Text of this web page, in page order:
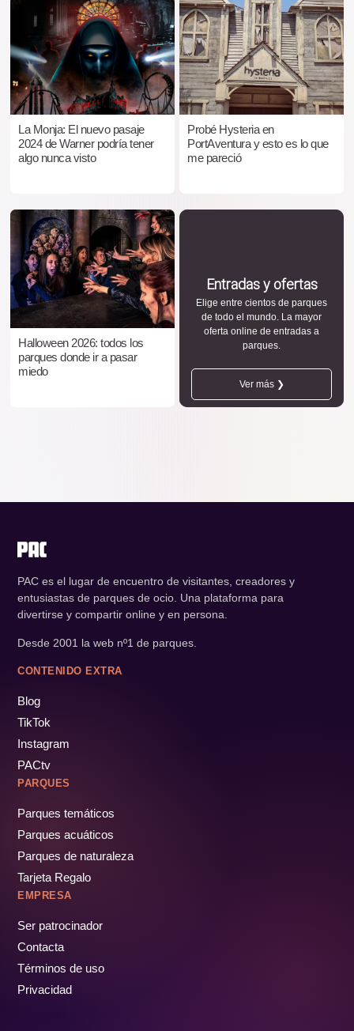
La Monja: El nuevo pasaje
2024 de Warner podría tener
algo nunca visto
Probé Hysteria en
PortAventura y esto es lo que
me pareció
Halloween 2026: todos los
parques donde ir a pasar
miedo
Entradas y ofertas
Elige entre cientos de parques
de todo el mundo. La mayor
oferta online de entradas a
parques.
Ver más ❯
PAC es el lugar de encuentro de visitantes, creadores y
entusiastas de parques de ocio. Una plataforma para
divertirse y compartir online y en persona.
Desde 2001 la web nº1 de parques.
CONTENIDO EXTRA
Blog
TikTok
Instagram
PACtv
PARQUES
Parques temáticos
Parques acuáticos
Parques de naturaleza
Tarjeta Regalo
EMPRESA
Ser patrocinador
Contacta
Términos de uso
Privacidad